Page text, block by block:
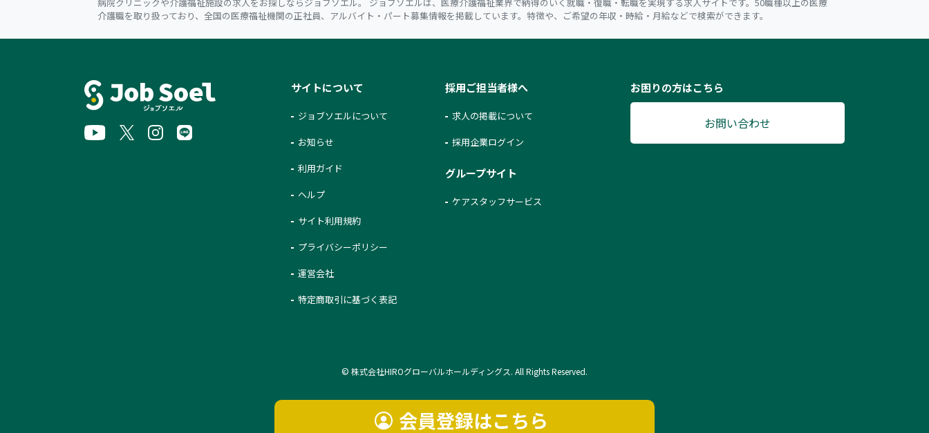
介護職を取り扱っており、全国の医療福祉機関の正社員、アルバイト・パート募集情報を掲載しています。特徴や、ご希望の年収・時給・月給などで検索ができます。
会員登録はこちら
サイトについて
ジョブソエルについて
お知らせ
利用ガイド
ヘルプ
サイト利用規約
プライバシーポリシー
運営会社
特定商取引に基づく表記
採用ご担当者様へ
求人の掲載について
採用企業ログイン
グループサイト
ケアスタッフサービス
お困りの方はこちら
お問い合わせ
© 株式会社HIROグローバルホールディングス. All Rights Reserved.